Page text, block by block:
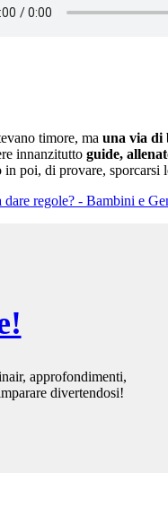
timore, ma una via di
innanzitutto guide,
poi, di provare, sporcarsi
regole? - Bambini e
approfondimenti,
divertendosi!